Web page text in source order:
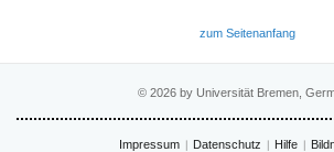
zum Seitenanfang
© 2026 by Universität Bremen,
Impressum Datenschutz Hilfe